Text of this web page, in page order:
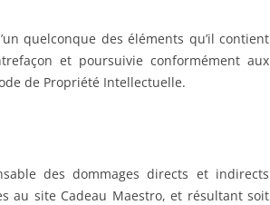
quelconque des éléments qu’il contient
et poursuivie conformément aux
de Propriété Intellectuelle.
des dommages directs et indirects
au site Cadeau Maestro, et résultant soit